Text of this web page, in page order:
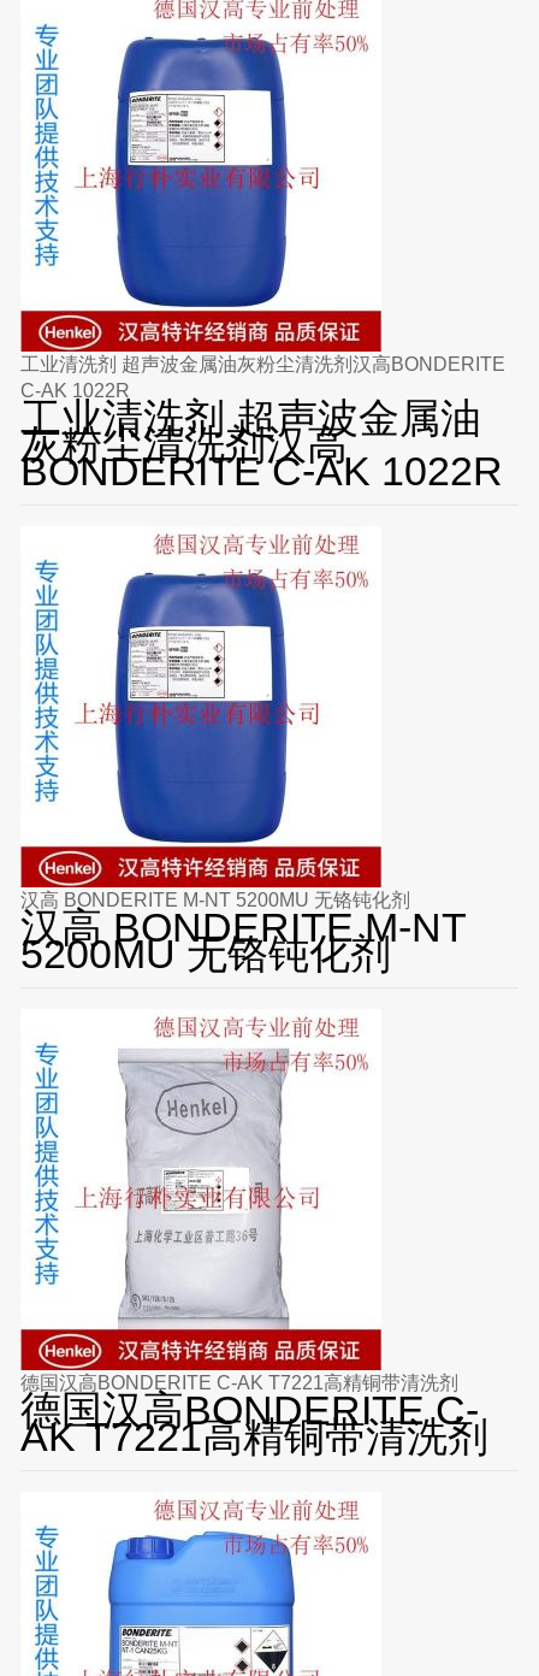
工业清洗剂 超声波金属油灰粉尘清洗剂汉高BONDERITE
C-AK 1022R
工业清洗剂 超声波金属油
灰粉尘清洗剂汉高
BONDERITE C-AK 1022R
汉高 BONDERITE M-NT 5200MU 无铬钝化剂
汉高 BONDERITE M-NT
5200MU 无铬钝化剂
德国汉高BONDERITE C-AK T7221高精铜带清洗剂
德国汉高BONDERITE C-
AK T7221高精铜带清洗剂